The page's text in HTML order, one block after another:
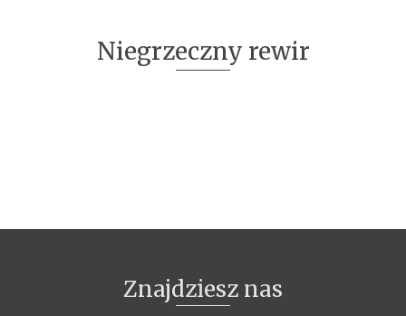
Niegrzeczny rewir
Znajdziesz nas